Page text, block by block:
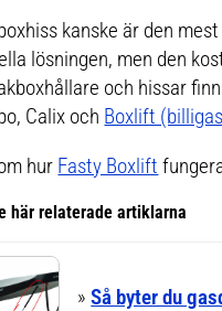
kanske är den mest
lösningen, men den
och hissar
Calix och Boxlift
hur Fasty Boxlift
här relaterade artiklarna
»Så byter du